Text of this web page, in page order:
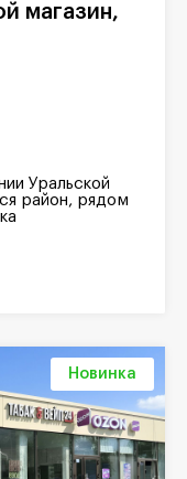
Уральской
район, рядом
Новинка